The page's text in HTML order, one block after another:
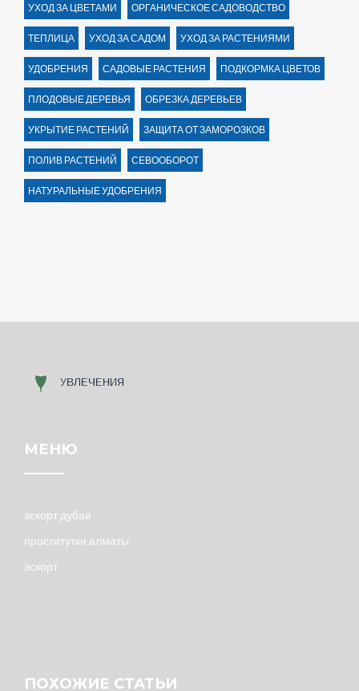
УХОД ЗА ЦВЕТАМИ ОРГАНИЧЕСКОЕ САДОВОДСТВО
ТЕПЛИЦА УХОД ЗА САДОМ УХОД ЗА РАСТЕНИЯМИ
УДОБРЕНИЯ САДОВЫЕ РАСТЕНИЯ ПОДКОРМКА ЦВЕТОВ
ПЛОДОВЫЕ ДЕРЕВЬЯ ОБРЕЗКА ДЕРЕВЬЕВ
УКРЫТИЕ РАСТЕНИЙ ЗАЩИТА ОТ ЗАМОРОЗКОВ
ПОЛИВ РАСТЕНИЙ СЕВООБОРОТ
НАТУРАЛЬНЫЕ УДОБРЕНИЯ
МЕНЮ
эскорт дубай
проститутки алматы
эскорт
ПОХОЖИЕ СТАТЬИ